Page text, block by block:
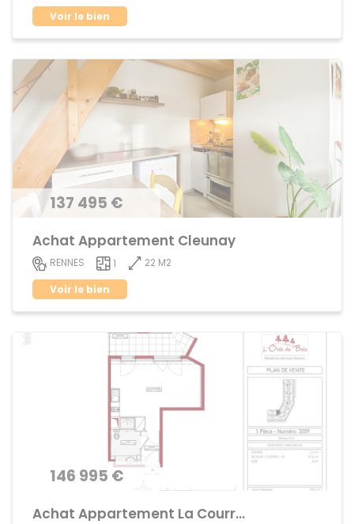
Voir le bien
137 495 €
Achat Appartement Cleunay
RENNES 1
22 M2
Voir le bien
146 995 €
Achat Appartement La Courrouze